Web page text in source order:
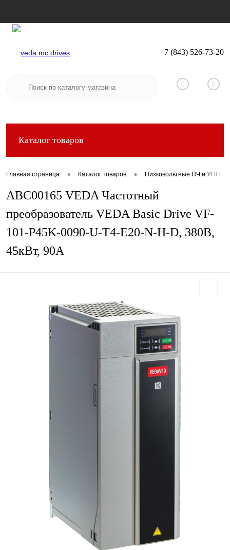
Вход Регистрация
+7 (843) 526-73-20
0 0
Каталог товаров
Главная страница • Каталог товаров • Низковольтные ПЧ и УПП
ABC00165 VEDA Частотный
преобразователь VEDA Basic Drive VF-
101-P45K-0090-U-T4-E20-N-H-D, 380В,
45кВт, 90А